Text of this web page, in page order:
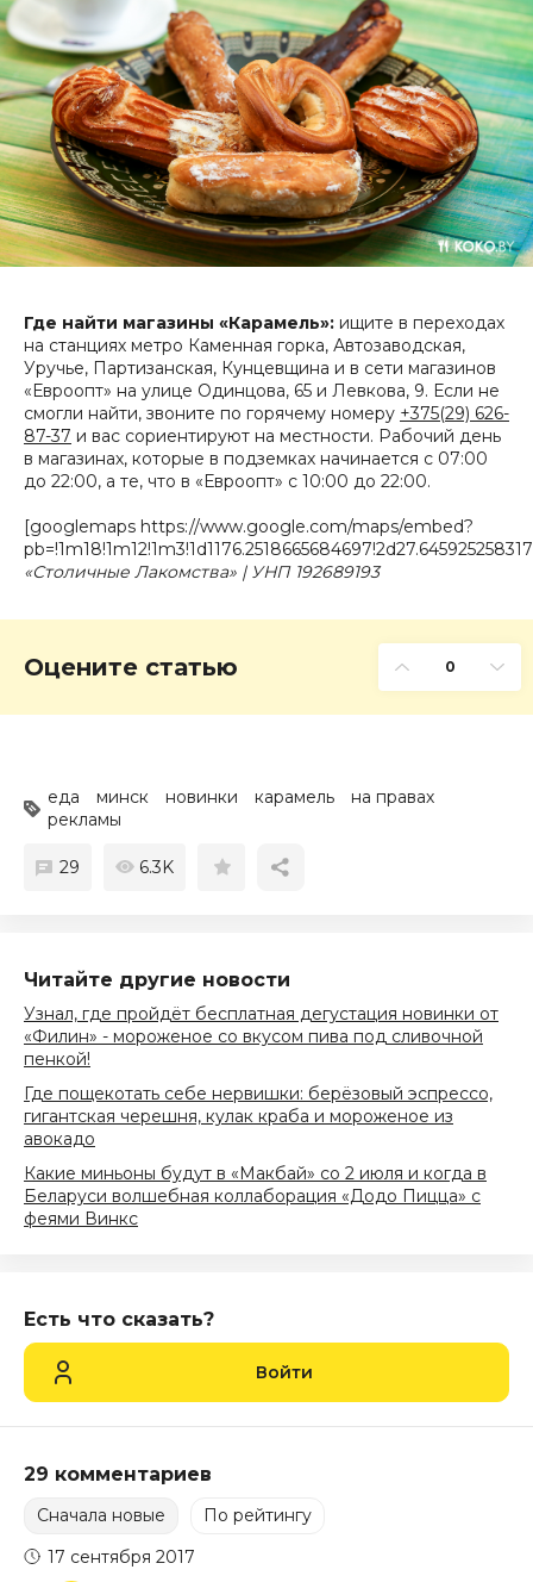
Где найти магазины «Карамель»: ищите в переходах
на станциях метро Каменная горка, Автозаводская,
Уручье, Партизанская, Кунцевщина и в сети магазинов
«Евроопт» на улице Одинцова, 65 и Левкова, 9. Если не
смогли найти, звоните по горячему номеру +375(29) 626-
87-37 и вас сориентируют на местности. Рабочий день
в магазинах, которые в подземках начинается с 07:00
до 22:00, а те, что в «Евроопт» с 10:00 до 22:00.
[googlemaps https://www.google.com/maps/embed?
«Столичные Лакомства» | УНП 192689193
Оцените статью 0
еда минск новинки карамель
на правах
рекламы
29 6.3K
Читайте другие новости
Узнал, где пройдёт бесплатная дегустация новинки от
«Филин» - мороженое со вкусом пива под сливочной
пенкой!
Где пощекотать себе нервишки: берёзовый эспрессо,
гигантская черешня, кулак краба и мороженое из
авокадо
Какие миньоны будут в «Макбай» со 2 июля и когда в
Беларуси волшебная коллаборация «Додо Пицца» с
феями Винкс
Есть что сказать?
Войти
29 комментариев
Сначала новые
По рейтингу
17 сентября 2017